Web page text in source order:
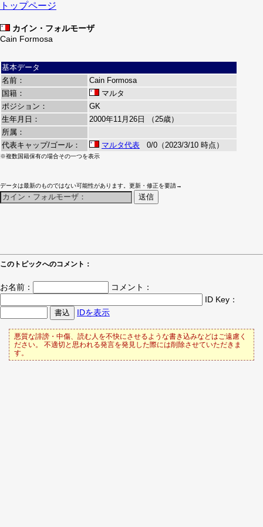
トップページ
カイン・フォルモーザ
Cain Formosa
基本データ
名前：
Cain Formosa
国籍：
マルタ
ポジション：
GK
生年月日：
2000年11月26日 （25歳）
所属：
代表キャップ/ゴール：
マルタ代表 0/0（2023/3/10 時点）
※複数国籍保有の場合その一つを表示
データは最新のものではない可能性があります。更新・修正を要請→
このトピックへのコメント：
お名前：
コメント：
ID Key：
IDを表示
悪質な誹謗・中傷、読む人を不快にさせるような書き込みなどはご遠慮く
ださい。 不適切と思われる発言を発見した際には削除させていただきま
す。